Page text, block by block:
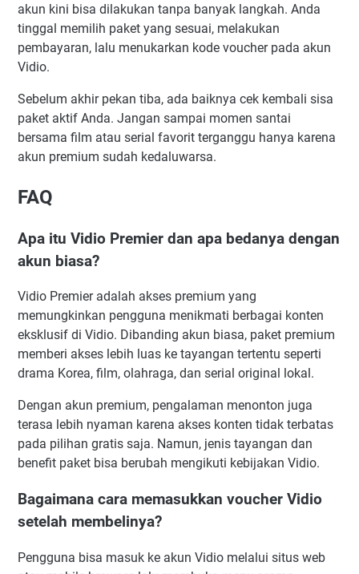
akun kini bisa dilakukan tanpa banyak langkah. Anda
tinggal memilih paket yang sesuai, melakukan
pembayaran, lalu menukarkan kode voucher pada akun
Vidio.
Sebelum akhir pekan tiba, ada baiknya cek kembali sisa
paket aktif Anda. Jangan sampai momen santai
bersama film atau serial favorit terganggu hanya karena
akun premium sudah kedaluwarsa.
FAQ
Apa itu Vidio Premier dan apa bedanya dengan
akun biasa?
Vidio Premier adalah akses premium yang
memungkinkan pengguna menikmati berbagai konten
eksklusif di Vidio. Dibanding akun biasa, paket premium
memberi akses lebih luas ke tayangan tertentu seperti
drama Korea, film, olahraga, dan serial original lokal.
Dengan akun premium, pengalaman menonton juga
terasa lebih nyaman karena akses konten tidak terbatas
pada pilihan gratis saja. Namun, jenis tayangan dan
benefit paket bisa berubah mengikuti kebijakan Vidio.
Bagaimana cara memasukkan voucher Vidio
setelah membelinya?
Pengguna bisa masuk ke akun Vidio melalui situs web